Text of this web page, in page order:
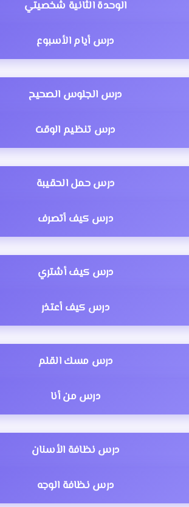
الوحدة الثانية شخصيتي
درس أيام الأسبوع
درس الجلوس الصحيح
درس تنظيم الوقت
درس حمل الحقيبة
درس كيف أتصرف
درس كيف أشتري
درس كيف أعتذر
درس مسك القلم
درس من أنا
درس نظافة الأسنان
درس نظافة الوجه